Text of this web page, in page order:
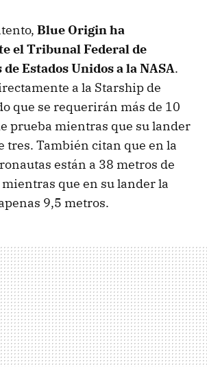
Blue Origin ha
el Tribunal Federal de
Estados Unidos a la NASA.
a la Starship de
que se requerirán más de 10
prueba mientras que su lander
tres. También citan que en la
están a 38 metros de
que en su lander la
9,5 metros.